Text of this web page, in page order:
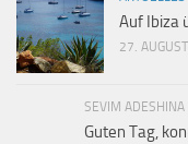
Auf Ibiza
27.
SEVIM ADESHINA
Guten Tag,